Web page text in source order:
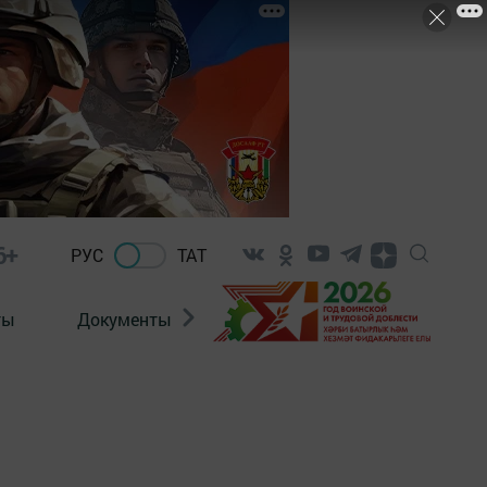
РУС ТАТ
Документы Патриотизм